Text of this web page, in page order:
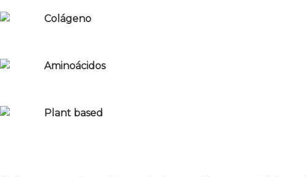
Colágeno
Aminoácidos
Plant based